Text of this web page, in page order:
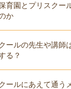
育園とプリスクー
か
ールの先生や講師
る？
ールにあえて通う